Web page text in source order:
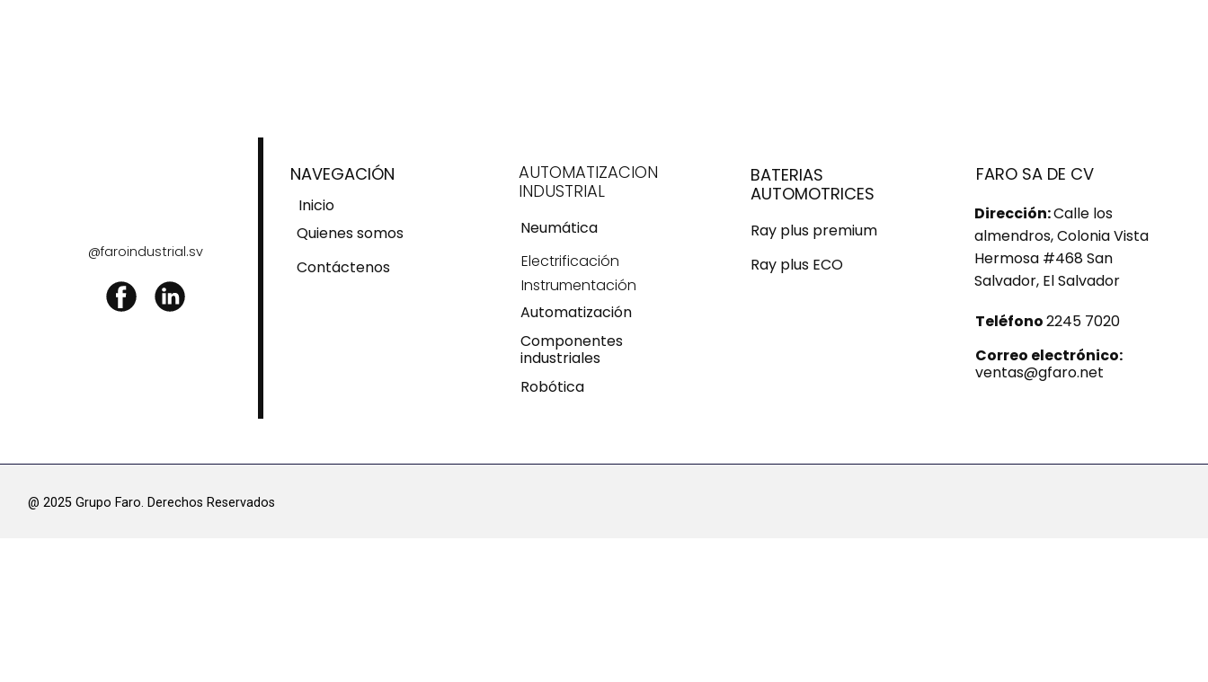
@faroindustrial.sv
NAVEGACIÓN
Inicio
Quienes somos
Contáctenos
AUTOMATIZACION
INDUSTRIAL
Neumática
Electrificación
Instrumentación
Automatización
Componentes
industriales
Robótica
BATERIAS
AUTOMOTRICES
Ray plus premium
Ray plus ECO
FARO SA DE CV
Dirección:Calle los
almendros, Colonia Vista
Hermosa #468 San
Salvador, El Salvador
Teléfono2245 7020
Correo electrónico:
ventas@gfaro.net
@ 2025 Grupo Faro. Derechos Res​ervados